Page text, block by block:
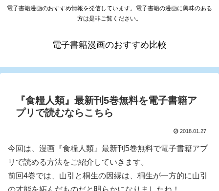
電子書籍漫画のおすすめ情報を発信しています。電子書籍の漫画に興味のある
方は是非ご覧ください。
電子書籍漫画のおすすめ比較
『食糧人類』最新刊5巻無料を電子書籍ア
プリで読むならこちら
2018.01.27
今回は、漫画『食糧人類』最新刊5巻無料で電子書籍アプ
リで読める方法をご紹介していきます。
前回4巻では、山引と桐生の因縁は、桐生が一方的に山引